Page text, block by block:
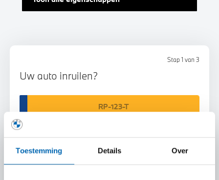
Toestemming Details Over
Stap 1 van 3
Uw auto inruilen?
Voorstel aanvragen